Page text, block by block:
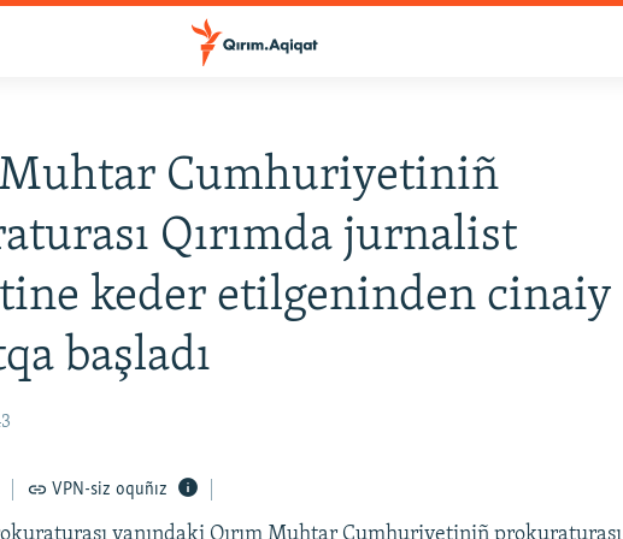
Muhtar Cumhuriyetiniñ
Qırımda jurnalist
keder etilgeninden cinaiy
başladı
VPN-siz oquñız